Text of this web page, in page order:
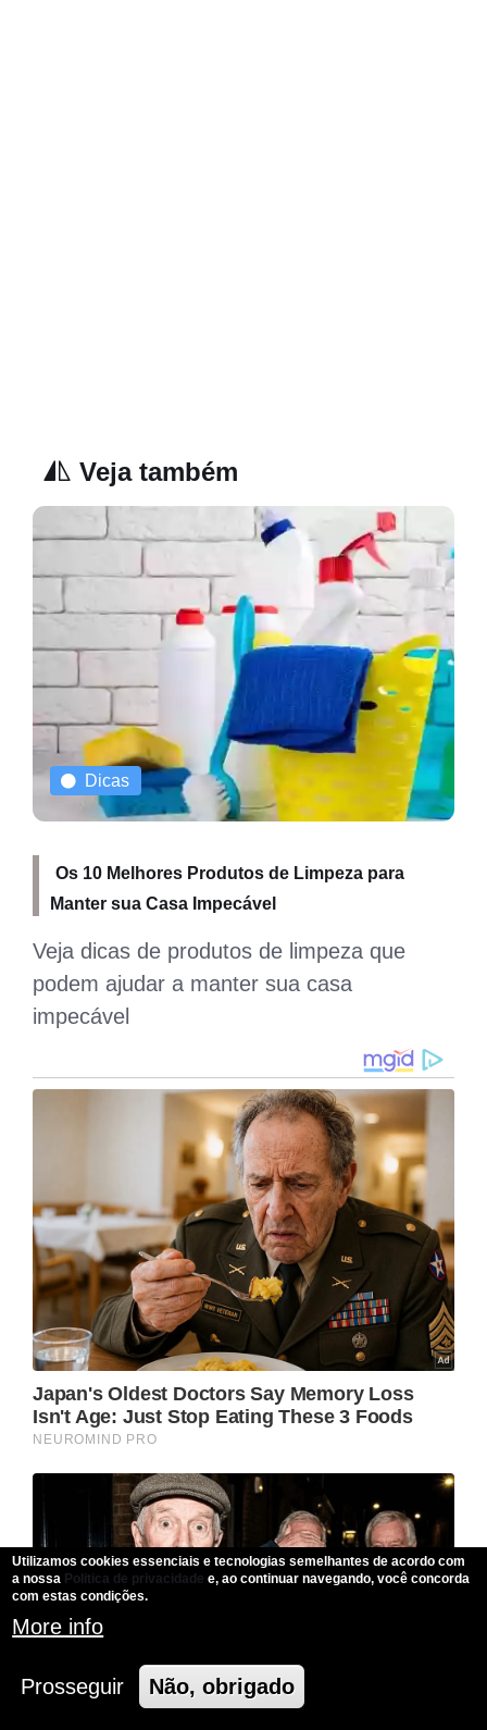
Veja também
Dicas
Os 10 Melhores Produtos de Limpeza para
Manter sua Casa Impecável
Veja dicas de produtos de limpeza que
podem ajudar a manter sua casa
impecável
Utilizamos cookies essenciais e tecnologias semelhantes de acordo com
a nossa Politica de privacidade e, ao continuar navegando, você concorda
com estas condições.
More info
Prosseguir Não, obrigado